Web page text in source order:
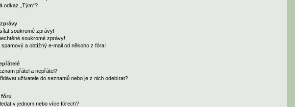
odkaz „Tým“?
soukromé zprávy!
soukromé zprávy!
spamový a obtížný e-mail od někoho z fóra!
přátel a nepřátel?
uživatele do seznamů nebo je z nich odebírat?
fóru
v jednom nebo více fórech?